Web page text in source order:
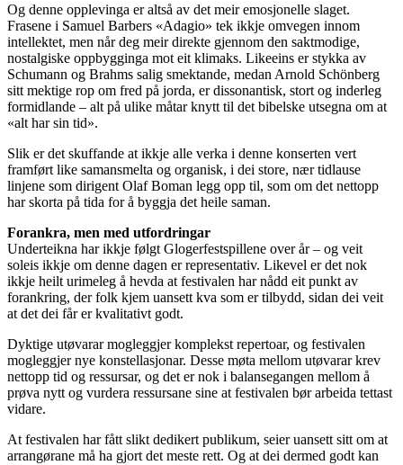
Og denne opplevinga er altså av det meir emosjonelle slaget.
Frasene i Samuel Barbers «Adagio» tek ikkje omvegen innom
intellektet, men når deg meir direkte gjennom den saktmodige,
nostalgiske oppbygginga mot eit klimaks. Likeeins er stykka av
Schumann og Brahms salig smektande, medan Arnold Schönberg
sitt mektige rop om fred på jorda, er dissonantisk, stort og inderleg
formidlande – alt på ulike måtar knytt til det bibelske utsegna om at
«alt har sin tid».
Slik er det skuffande at ikkje alle verka i denne konserten vert
framført like samansmelta og organisk, i dei store, nær tidlause
linjene som dirigent Olaf Boman legg opp til, som om det nettopp
har skorta på tida for å byggja det heile saman.
Forankra, men med utfordringar
Underteikna har ikkje følgt Glogerfestspillene over år – og veit
soleis ikkje om denne dagen er representativ. Likevel er det nok
ikkje heilt urimeleg å hevda at festivalen har nådd eit punkt av
forankring, der folk kjem uansett kva som er tilbydd, sidan dei veit
at det dei får er kvalitativt godt.
Dyktige utøvarar mogleggjer komplekst repertoar, og festivalen
mogleggjer nye konstellasjonar. Desse møta mellom utøvarar krev
nettopp tid og ressursar, og det er nok i balansegangen mellom å
prøva nytt og vurdera ressursane sine at festivalen bør arbeida tettast
vidare.
At festivalen har fått slikt dedikert publikum, seier uansett sitt om at
arrangørane må ha gjort det meste rett. Og at dei dermed godt kan